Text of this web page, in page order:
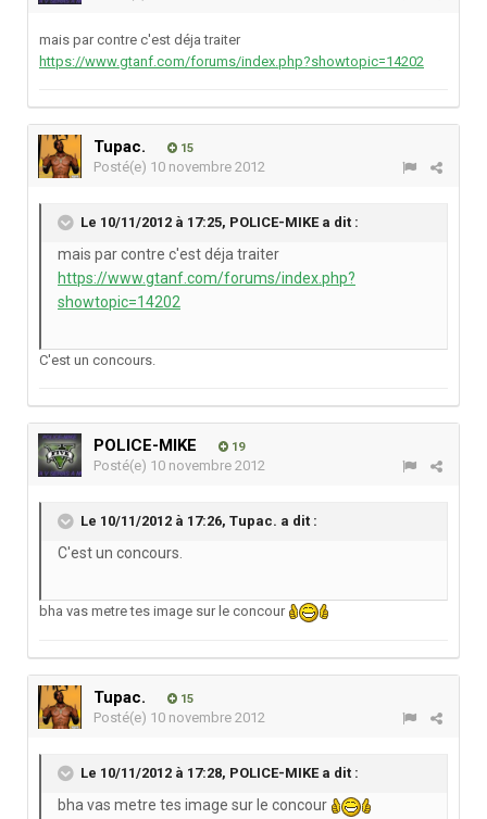
mais par contre c'est déja traiter
https://www.gtanf.com/forums/index.php?showtopic=14202
Tupac. 15
Posté(e) 10 novembre 2012
Le 10/11/2012 à 17:25, POLICE-MIKE a dit :
mais par contre c'est déja traiter
https://www.gtanf.com/forums/index.php?
showtopic=14202
C'est un concours.
POLICE-MIKE 19
Posté(e) 10 novembre 2012
Le 10/11/2012 à 17:26, Tupac. a dit :
C'est un concours.
bha vas metre tes image sur le concour
Tupac. 15
Posté(e) 10 novembre 2012
Le 10/11/2012 à 17:28, POLICE-MIKE a dit :
bha vas metre tes image sur le concour